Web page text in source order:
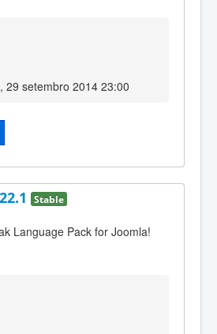
29 setembro 2014 23:00
Stable
Language Pack for Joomla!